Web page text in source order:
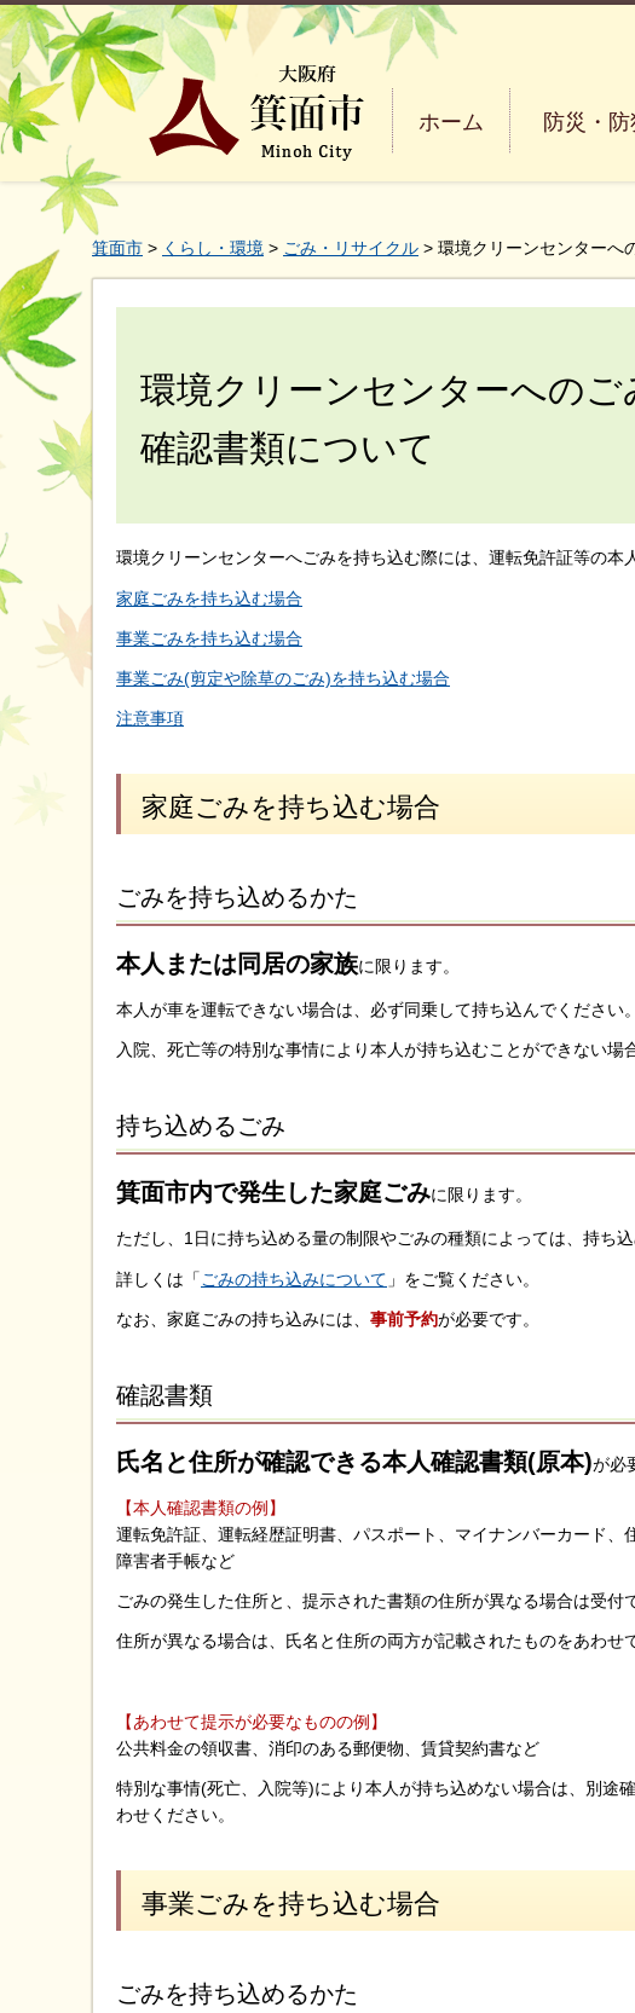
大阪府箕
ホーム 防災・
箕面市 > くらし・環境 > ごみ・リサイクル > 環境クリーンセンターへ
環境クリーンセンターへのご
確認書類について
環境クリーンセンターへごみを持ち込む際には、運転免許証等の本
家庭ごみを持ち込む場合
事業ごみを持ち込む場合
事業ごみ(剪定や除草のごみ)を持ち込む場合
注意事項
家庭ごみを持ち込む場合
ごみを持ち込めるかた
本人または同居の家族に限ります。
本人が車を運転できない場合は、必ず同乗して持ち込んでください。
入院、死亡等の特別な事情により本人が持ち込むことができない場
持ち込めるごみ
箕面市内で発生した家庭ごみに限ります。
ただし、1日に持ち込める量の制限やごみの種類によっては、持ち
詳しくは「 ごみの持ち込みについて 」をご覧ください。
なお、家庭ごみの持ち込みには、 事前予約が必要です。
確認書類
氏名と住所が確認できる本人確認書類(原本)が必
【本人確認書類の例】
運転免許証、運転経歴証明書、パスポート、マイナンバーカード
障害者手帳など
ごみの発生した住所と、提示された書類の住所が異なる場合は受付
住所が異なる場合は、氏名と住所の両方が記載されたものをあわせ
【あわせて提示が必要なものの例】
公共料金の領収書、消印のある郵便物、賃貸契約書など
特別な事情(死亡、入院等)により本人が持ち込めない場合は、別途
わせください。
事業ごみを持ち込む場合
ごみを持ち込めるかた